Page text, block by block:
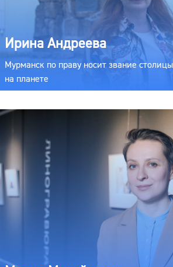
Ирина Андреева
Мурманск по праву носит звание
на планете